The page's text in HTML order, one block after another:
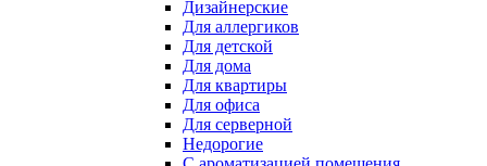
Дизайнерские
Для аллергиков
Для детской
Для дома
Для квартиры
Для офиса
Для серверной
Недорогие